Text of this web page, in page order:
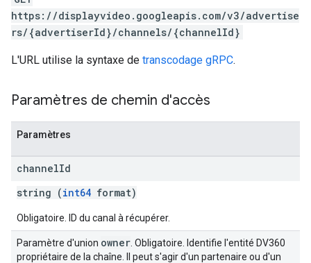
https://displayvideo.googleapis.com/v3/advertise
rs/{advertiserId}/channels/{channelId}
L'URL utilise la syntaxe de transcodage gRPC.
Paramètres de chemin d'accès
Paramètres
channelId
string (int64 format)
Obligatoire. ID du canal à récupérer.
Paramètre d'union owner . Obligatoire. Identifie l'entité DV360
propriétaire de la chaîne. Il peut s'agir d'un partenaire ou d'un